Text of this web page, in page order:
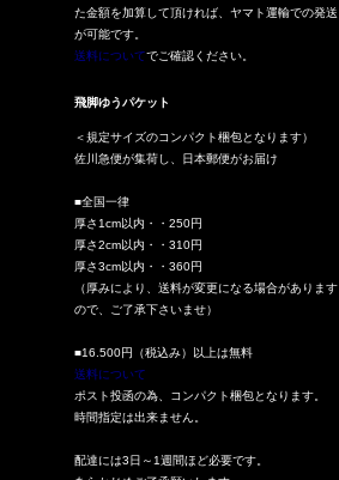
た金額を加算して頂ければ、ヤマト運輸での発送
が可能です。
送料についてでご確認ください。
飛脚ゆうパケット
＜規定サイズのコンパクト梱包となります）
佐川急便が集荷し、日本郵便がお届け
■全国一律
厚さ1cm以内・・250円
厚さ2cm以内・・310円
厚さ3cm以内・・360円
（厚みにより、送料が変更になる場合があります
ので、ご了承下さいませ）
■16.500円（税込み）以上は無料
送料について
ポスト投函の為、コンパクト梱包となります。
時間指定は出来ません。
配達には3日～1週間ほど必要です。